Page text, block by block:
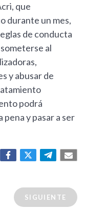
que
durante un mes,
de conducta
al
y abusar de
podrá
y pasar a ser
SIGUIENTE